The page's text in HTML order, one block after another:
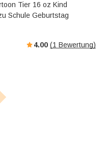
Tier 16 oz Kind
Schule Geburtstag
4.00 (1 Bewertung)